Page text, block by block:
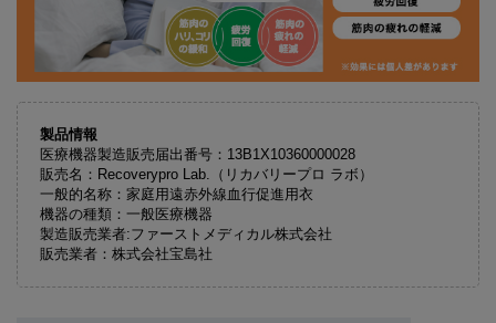
製品情報
医療機器製造販売届出番号：13B1X10360000028
販売名：Recoverypro Lab.（リカバリープロ ラボ）
一般的名称：家庭用遠赤外線血行促進用衣
機器の種類：一般医療機器
製造販売業者:ファーストメディカル株式会社
販売業者：株式会社宝島社